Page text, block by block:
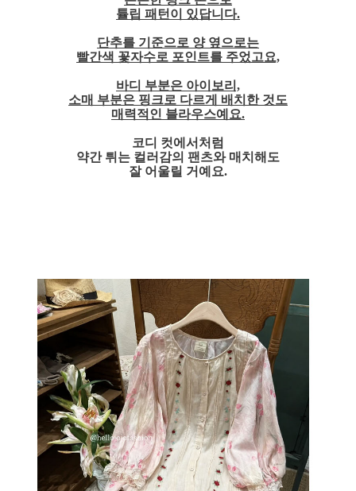
튤립 패턴이 있답니다.
단추를 기준으로 양 옆으로는
빨간색 꽃자수로 포인트를 주었고요,
바디 부분은 아이보리,
소매 부분은 핑크로 다르게 배치한 것도
매력적인 블라우스예요.
코디 컷에서처럼
약간 튀는 컬러감의 팬츠와 매치해도
잘 어울릴 거예요.